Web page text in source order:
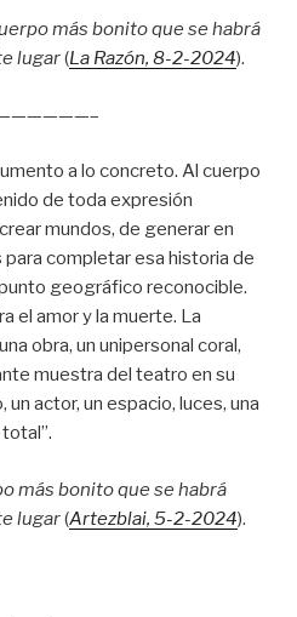
más bonito que se habrá
lugar(La Razón, 8-2-2024).
a lo concreto. Al cuerpo
de toda expresión
mundos, de generar en
completar esa historia de
geográfico reconocible.
el amor y la muerte. La
obra, un unipersonal coral,
muestra del teatro en su
actor, un espacio, luces, una
más bonito que se habrá
lugar(Artezblai, 5-2-2024).